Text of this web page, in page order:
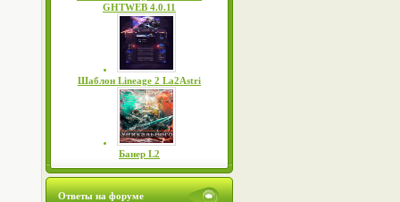
GHTWEB 4.0.11
Шаблон Lineage 2 La2Astri
Банер L2
Ответы на форуме